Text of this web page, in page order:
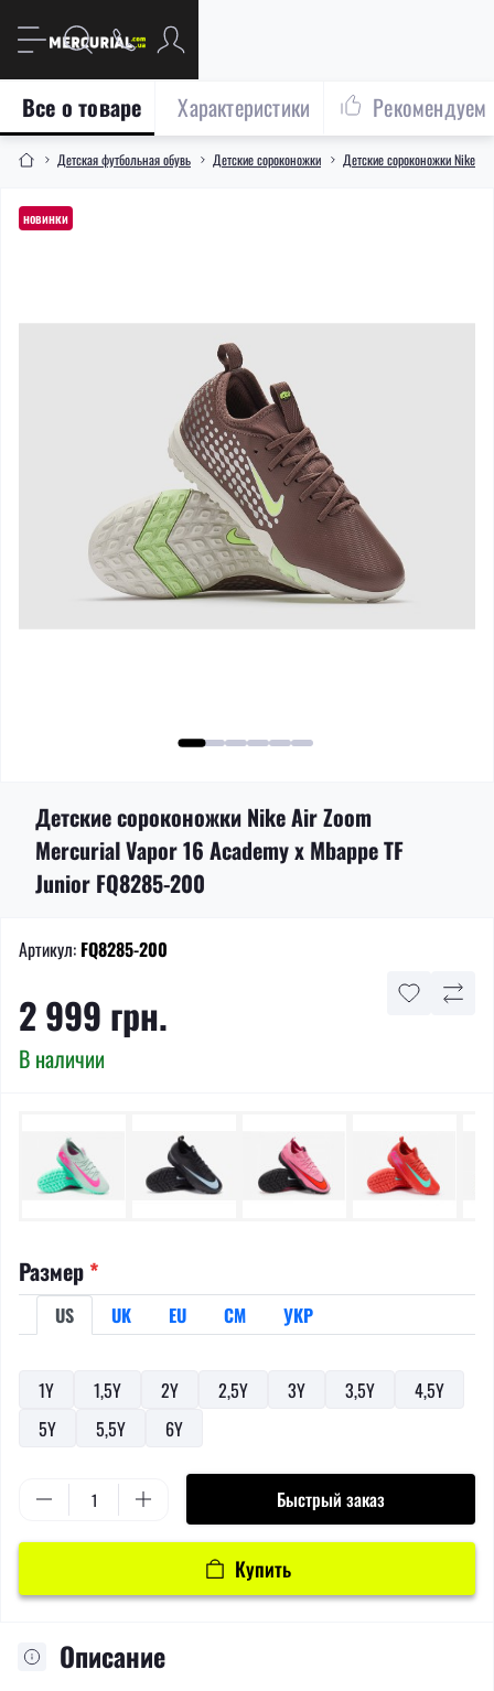
Детская футбольная обувь Детские сороконожки Детские сороконожки Nike
Все о товаре Характеристики Рекомендуем
новинки
Детские сороконожки Nike Air Zoom
Mercurial Vapor 16 Academy x Mbappe TF
Junior FQ8285-200
Артикул: FQ8285-200
2 999 грн.
В наличии
Размер *
US UK EU СМ УКР
1Y 1,5Y 2Y 2,5Y 3Y 3,5Y
4,5Y
5Y
5,5Y 6Y
Быстрый заказ
Купить
Описание